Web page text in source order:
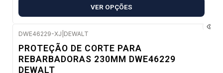
VER OPÇÕES
DWE46229-XJ DEWALT
PROTEÇÃO DE CORTE PARA
REBARBADORAS 230MM DWE46229
DEWALT